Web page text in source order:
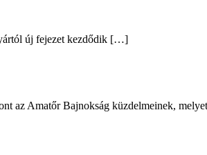
új fejezet kezdődik […]
az Amatőr Bajnokság küzdelmeinek,